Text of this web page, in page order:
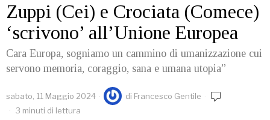
Zuppi (Cei) e Crociata (Comece)
‘scrivono’ all’Unione Europea
Cara Europa, sogniamo un cammino di umanizzazione cui
servono memoria, coraggio, sana e umana utopia”
sabato, 11 Maggio 2024 di Francesco Gentile
3 minuti di lettura